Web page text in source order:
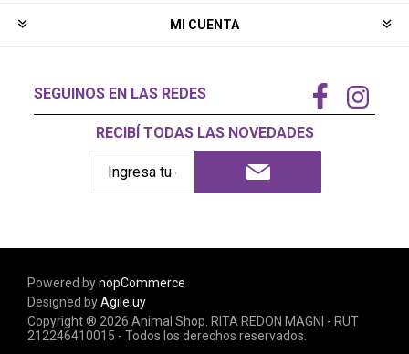
MI CUENTA
SEGUINOS EN LAS REDES
RECIBÍ TODAS LAS NOVEDADES
Powered bynopCommerce
Designed byAgile.uy
Copyright ® 2026 Animal Shop. RITA REDON MAGNI - RUT
212246410015 - Todos los derechos reservados.